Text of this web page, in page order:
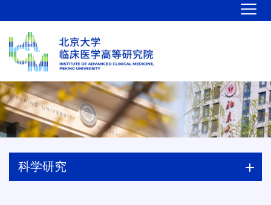
科学研究